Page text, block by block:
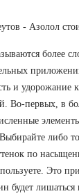
- Азолол
более
и удорожание
Во-первых, в
либо
по
Это
будет лишаться